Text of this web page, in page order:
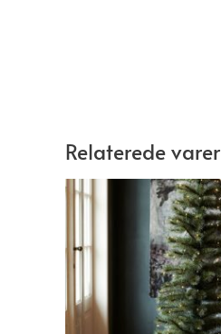
Relaterede varer